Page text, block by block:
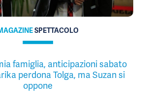
SPETTACOLO
famiglia, anticipazioni sabato
perdona Tolga, ma Suzan si
oppone